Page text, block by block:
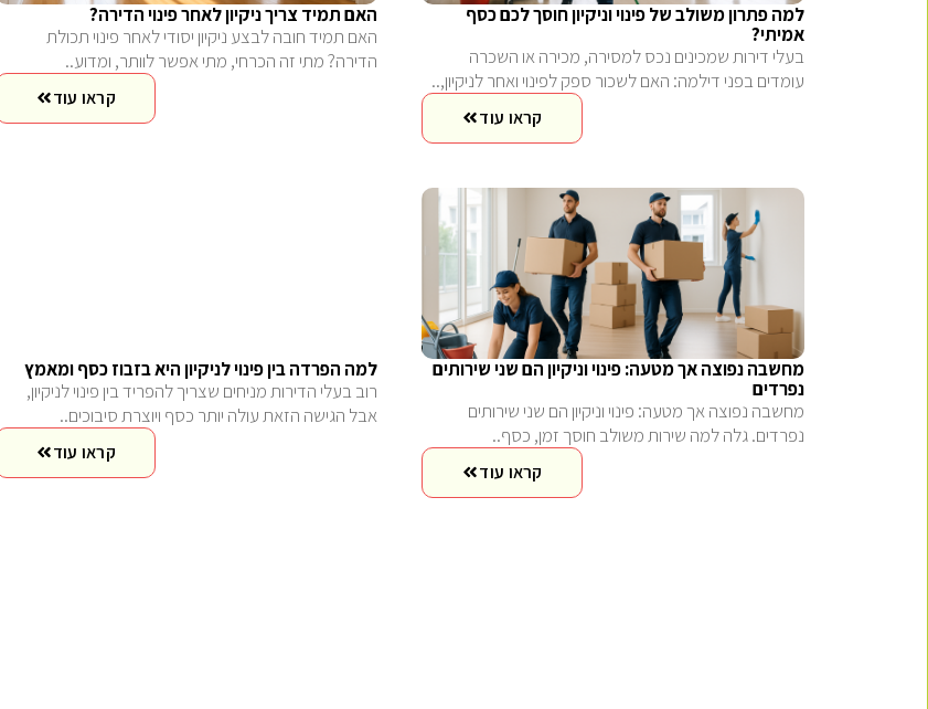
למה פתרון משולב של פינוי וניקיון חוסך לכם כסף
אמיתי?
בעלי דירות שמכינים נכס למסירה, מכירה או השכרה
עומדים בפני דילמה: האם לשכור ספק לפינוי ואחר לניקיון,..
קראו עוד
האם תמיד צריך ניקיון לאחר פינוי הדירה?
האם תמיד חובה לבצע ניקיון יסודי לאחר פינוי תכולת
הדירה? מתי זה הכרחי, מתי אפשר לוותר, ומדוע..
קראו עוד
מחשבה נפוצה אך מטעה: פינוי וניקיון הם שני שירותים
נפרדים
מחשבה נפוצה אך מטעה: פינוי וניקיון הם שני שירותים
נפרדים. גלה למה שירות משולב חוסך זמן, כסף..
קראו עוד
למה הפרדה בין פינוי לניקיון היא בזבוז כסף ומאמץ
רוב בעלי הדירות מניחים שצריך להפריד בין פינוי לניקיון,
אבל הגישה הזאת עולה יותר כסף ויוצרת סיבוכים..
קראו עוד